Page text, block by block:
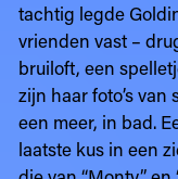
tachtig legde
vrienden vast –
bruiloft, een
zijn haar foto’s
een meer, in bad.
laatste kus in een